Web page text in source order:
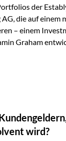
der
die auf einem
– einem
Graham
als Grundlage
deren
klassischen
werden auch
wird?